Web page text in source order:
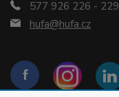
577 926 226 - 229
hufa@hufa.cz